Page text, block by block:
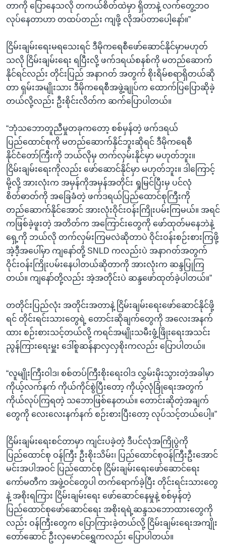
တာကို ပြောနေသလို တကယ်စိတ်ထဲမှာ ရှိတာနဲ့ လက်တွေ့ဘဝ
လုပ်နေတာဟာ တထပ်တည်း ကျဖို့ လိုအပ်တာပေါ့နော်။”
ငြိမ်းချမ်းရေးမရသေးရင် ဒီမိုကရေစီဖော်ဆောင်နိုင်မှာမဟုတ်
သလို ငြိမ်းချမ်းရေး ရပြီးလို့ ဖက်ဒရယ်စနစ်ကို မတည်ဆောက်
နိုင်ရင်လည်း တိုင်းပြည် အနာဂတ် အတွက် စိုးရိမ်စရာရှိတယ်ဆို
တာ ရှမ်းအမျိုးသား ဒီမိုကရေစီအဖွဲ့ချုပ်က ထောက်ပြပြောဆိုခဲ့
တယ်လို့လည်း ဦးစိုင်းလိတ်က ဆက်ပြောပါတယ်။
“ဘုံသဘောတူညီမှုတခုကတော့ စစ်မှန်တဲ့ ဖက်ဒရယ်
ပြည်ထောင်စုကို မတည်ဆောက်နိုင်ဘူးဆိုရင် ဒီမိုကရေစီ
နိုင်ငံတော်ကြီးကို ဘယ်လိုမှ တက်လှမ်းနိုင်မှာ မဟုတ်ဘူး။
ငြိမ်းချမ်းရေးကိုလည်း ဖော်ဆောင်နိုင်မှာ မဟုတ်ဘူး။ ဒါကြောင့်
မို့လို့ အားလုံးက အမှန်ကိုအမှန်အတိုင်း ရှုမြင်ပြီးမှ ပင်လုံ
စိတ်ဓာတ်ကို အခြေခံတဲ့ ဖက်ဒရယ်ပြည်ထောင်စုကြီးကို
တည်ဆောက်နိုင်အောင် အားလုံးဝိုင်းဝန်းကြိုးပမ်းကြမယ်။ အရင်
ကဖြစ်ခဲ့ဖူးတဲ့ အတိတ်က အကြောင်းတွေကို ဖော်ထုတ်မနေဘဲနဲ့
ရှေ့ကို ဘယ်လို တက်လှမ်းကြမလဲဆိုတာပဲ ဝိုင်းဝန်းစဉ်းစားကြဖို့
အဲ့ဒီ့အပေါ်မှာ ကျနော်တို့ SNLD ကလည်းပဲ အနာဂတ်အတွက်
ဝိုင်းဝန်းကြိုးပမ်းနေပါတယ်ဆိုတာကို အားလုံးက ဆန္ဒပြုကြ
တယ်။ ကျနော်တို့လည်း အဲ့အတိုင်းပဲ ဆန္ဒဖော်ထုတ်ခဲ့ပါတယ်။”
တတိုင်းပြည်လုံး အတိုင်းအတာနဲ့ ငြိမ်းချမ်းရေးဖော်ဆောင်နိုင်ဖို့
ရင် တိုင်းရင်းသားတွေရဲ့ တောင်းဆိုချက်တွေကို အလေးအနက်
ထား စဉ်းစားသင့်တယ်လို့ ကရင်အမျိုးသမီးဖွံ့ဖြိုးရေးအသင်း
ညွန်ကြားရေးမှူး ဒေါ်စူဆန်နာလှလှစိုးကလည်း ပြောပါတယ်။
“လူမျိုးကြီးဝါဒ၊ စစ်တပ်ကြီးစိုးရေးဝါဒ လွှမ်းမိုးသွားတဲ့အခါမှာ
ကိုယ့်လက်နက် ကိုယ်ကိုင်စွဲပြီးတော့ ကိုယ့်လုံခြုံရေးအတွက်
ကိုယ်လုပ်ကြရတဲ့ သဘောဖြစ်နေတယ်။ တောင်းဆိုတဲ့အချက်
တွေကို လေးလေးနက်နက် စဉ်းစားပြီးတော့ လုပ်သင့်တယ်ပေါ့။”
ငြိမ်းချမ်းရေးစင်တာမှာ ကျင်းပခဲ့တဲ့ ဒီပင်လုံအကြိုပွဲကို
ပြည်ထောင်စု ဝန်ကြီး ဦးစိုးသိမ်း၊ ပြည်ထောင်စုဝန်ကြီးဦးအောင်
မင်းအပါအဝင် ပြည်ထောင်စု ငြိမ်းချမ်းရေးဖော်ဆောင်ရေး
ကော်မတီက အဖွဲ့ဝင်တွေပါ တက်ရောက်ခဲ့ပြီး တိုင်းရင်းသားတွေ
နဲ့ အစိုးရကြား ငြိမ်းချမ်းရေး ဖော်ဆောင်နေမှုနဲ့ စစ်မှန်တဲ့
ပြည်ထောင်စုဖော်ဆောင်ရေး အစိုးရရဲ့ဆန္ဒသဘောထားတွေကို
လည်း ဝန်ကြီးတွေက ပြောကြားခဲ့တယ်လို့ ငြိမ်းချမ်းရေးအကျိုး
တော်ဆောင် ဦးလှမောင်ရွှေကလည်း ပြောပါတယ်။